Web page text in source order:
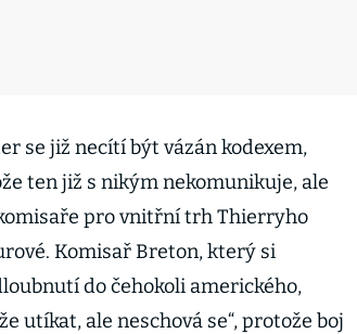
se již necítí být vázán kodexem,
ten již s nikým nekomunikuje, ale
pro vnitřní trh Thierryho
Komisař Breton, který si
do čehokoli amerického,
utíkat, ale neschová se“, protože boj